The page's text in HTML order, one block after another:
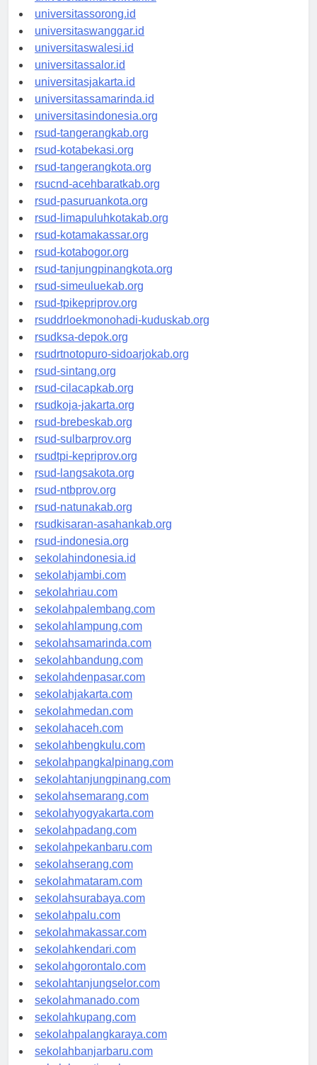
universitasmanokwari.id
universitassorong.id
universitaswanggar.id
universitaswalesi.id
universitassalor.id
universitasjakarta.id
universitassamarinda.id
universitasindonesia.org
rsud-tangerangkab.org
rsud-kotabekasi.org
rsud-tangerangkota.org
rsucnd-acehbaratkab.org
rsud-pasuruankota.org
rsud-limapuluhkotakab.org
rsud-kotamakassar.org
rsud-kotabogor.org
rsud-tanjungpinangkota.org
rsud-simeuluekab.org
rsud-tpikepriprov.org
rsuddrloekmonohadi-kuduskab.org
rsudksa-depok.org
rsudrtnotopuro-sidoarjokab.org
rsud-sintang.org
rsud-cilacapkab.org
rsudkoja-jakarta.org
rsud-brebeskab.org
rsud-sulbarprov.org
rsudtpi-kepriprov.org
rsud-langsakota.org
rsud-ntbprov.org
rsud-natunakab.org
rsudkisaran-asahankab.org
rsud-indonesia.org
sekolahindonesia.id
sekolahjambi.com
sekolahriau.com
sekolahpalembang.com
sekolahlampung.com
sekolahsamarinda.com
sekolahbandung.com
sekolahdenpasar.com
sekolahjakarta.com
sekolahmedan.com
sekolahaceh.com
sekolahbengkulu.com
sekolahpangkalpinang.com
sekolahtanjungpinang.com
sekolahsemarang.com
sekolahyogyakarta.com
sekolahpadang.com
sekolahpekanbaru.com
sekolahserang.com
sekolahmataram.com
sekolahsurabaya.com
sekolahpalu.com
sekolahmakassar.com
sekolahkendari.com
sekolahgorontalo.com
sekolahtanjungselor.com
sekolahmanado.com
sekolahkupang.com
sekolahpalangkaraya.com